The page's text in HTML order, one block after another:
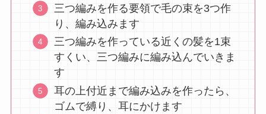
三つ編みを作る要領で毛の束を3つ作
り、編み込みます
三つ編みを作っている近くの髪を1束
すくい、三つ編みに編み込んでいきま
す
耳の上付近まで編み込みを作ったら、
ゴムで縛り、耳にかけます